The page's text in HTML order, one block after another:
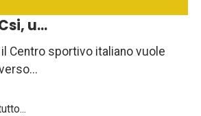
u...
il Centro sportivo italiano vuole